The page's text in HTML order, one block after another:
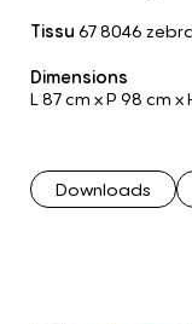
Tissu 67 8046
Dimensions
L 87 cm x P 98 cm x
Downloads